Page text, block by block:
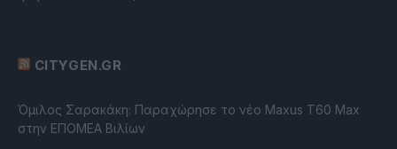
CITYGEN.GR
Όμιλος Σαρακάκη: Παραχώρησε το νέο Maxus T60 Max
στην ΕΠΟΜΕΑ Βιλίων